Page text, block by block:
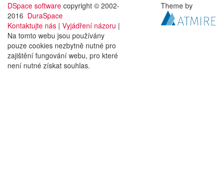
DSpace software copyright © 2002-
2016 DuraSpace
Kontaktujte nás | Vyjádření názoru |
Na tomto webu jsou používány
pouze cookies nezbytně nutné pro
zajištění fungování webu, pro které
není nutné získat souhlas.
Theme by